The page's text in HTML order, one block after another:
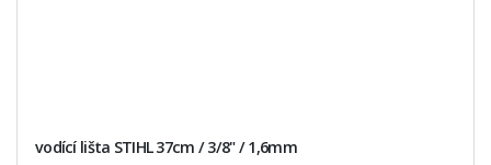
vodící lišta STIHL 37cm / 3/8" / 1,6mm